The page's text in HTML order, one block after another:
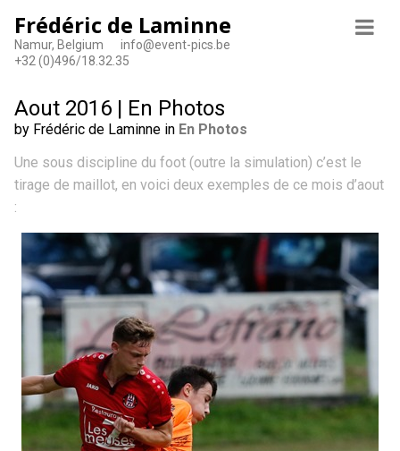
Frédéric de Laminne
Namur, Belgium
info@event-pics.be
+32 (0)496/18.32.35
Aout 2016 | En Photos
by Frédéric de Laminne in En Photos
Une sous discipline du foot (outre la simulation) c’est le
tirage de maillot, en voici deux exemples de ce mois d’aout
: